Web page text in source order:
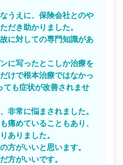
うえに、保険会社とのや
だき助かりました。
に対しての専門知識があ
に写ったとこしか治療を
けで根本治療ではなかっ
ても症状が改善されませ
非常に悩まされました。
痛めていることもあり、
ありました。
方がいいと思います。
方がいいです。